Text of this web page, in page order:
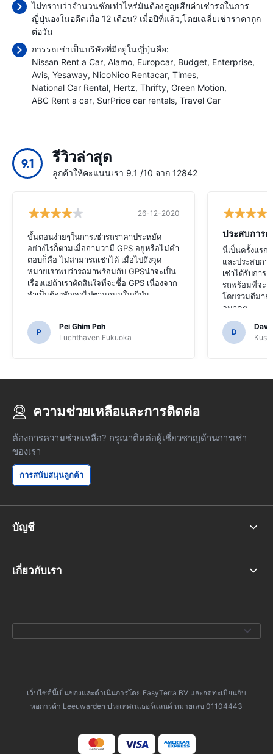
ไม่ทราบว่าจำนวนซักเท่าไหร่มันต้องสูญเสียค่าเช่ารถในการ
ญี่ปุ่นองในอดีตเมื่อ 12 เดือน? เมื่อปีที่แล้ว,โดยเฉลี่ยเช่าราคาถูก
ต่อวัน
การรถเช่าเป็นบริษัทที่มีอยู่ในญี่ปุ่นคือ:
Nissan Rent a Car Alamo Europcar Budget Enterprise
Avis Yesaway NicoNico Rentacar Times
National Car Rental Hertz Thrifty Green Motion
ABC Rent a car SurPrice car rentals Travel Car
9.1 รีวิวล่าสุด
ลูกค้าให้คะแนนเรา 9.1 /10 จาก 12842
26-12-2020
ขั้นตอนง่ายๆในการเช่ารถราคาประหยัด
อย่างไรก็ตามเมื่อถามว่ามี GPS อยู่หรือไม่คำ
ตอบก็คือ ไม่สามารถเช่าได้ เมื่อไปถึงจุด
หมายเราพบว่ารถมาพร้อมกับ GPSน่าจะเป็น
เรื่องแย่ถ้าเราตัดสินใจที่จะซื้อ GPS เนื่องจาก
จำเป็นต้องสัญจรไปตามถนนในญี่ปุ่น
P
Pei Ghim Poh
Luchthaven Fukuoka
ประสบการ
นี่เป็นครั้งแรก
และประสบกา
เช่าได้รับการ
รถพร้อมที่จะ
โดยรวมดีมาก
อนาคต
D
ความช่วยเหลือและการติดต่อ
ต้องการความช่วยเหลือ? กรุณาติดต่อผู้เชี่ยวชาญด้านการเช่า
ของเรา
การสนับสนุนลูกค้า
บัญชี
เกี่ยวกับเรา
เว็บไซต์นี้เป็นของและดำเนินการโดย EasyTerra BV และจดทะเบียนกับ
หอการค้า Leeuwarden ประเทศเนเธอร์แลนด์ หมายเลข 01104443